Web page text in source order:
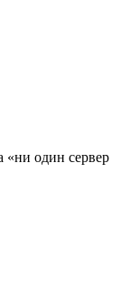
«ни один сервер